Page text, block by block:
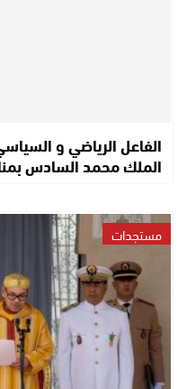
الفاعل الرياضي و
الملك محمد السادس
مستجدات